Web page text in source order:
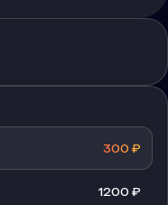
300₽
1200₽